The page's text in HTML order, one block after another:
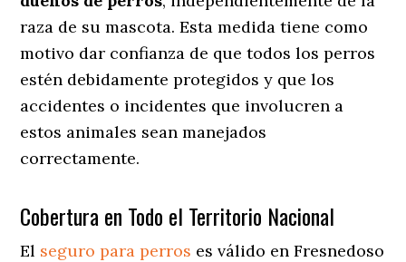
raza de su mascota. Esta medida tiene como
motivo dar confianza de que todos los perros
estén debidamente protegidos y que los
accidentes o incidentes que involucren a
estos animales sean manejados
correctamente.
Cobertura en Todo el Territorio Nacional
El seguro para perros es válido en Fresnedoso